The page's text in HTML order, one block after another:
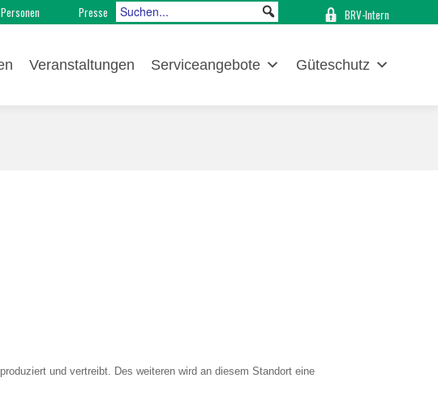
Presse BRV-Intern
Veranstaltungen Serviceangebote Güteschutz
und vertreibt. Des weiteren wird an diesem Standort eine